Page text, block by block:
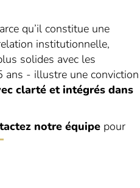
qu’il constitue une
institutionnelle,
solides avec les
ans - illustre une conviction
clarté et intégrés dans
notre équipe pour